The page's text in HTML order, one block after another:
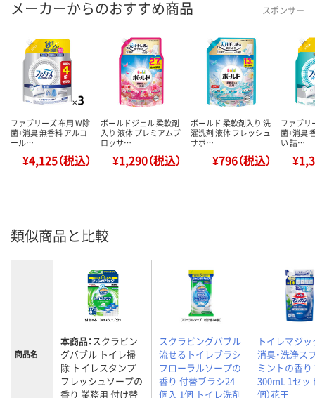
メーカーからのおすすめ商品 スポンサー
ファブリーズ 布用 W除
菌+消臭 無香料 アルコ
ール…
¥4,125（税込）
ボールドジェル 柔軟剤
入り 液体 プレミアムブ
ロッサ…
¥1,290（税込）
ボールド 柔軟剤入り 洗
濯洗剤 液体 フレッシュ
サボ…
¥796（税込）
ファブリ
菌+消臭
い 詰…
類似商品と比較
商品名
本商品：スクラビン
グバブル トイレ掃
除 トイレスタンプ
フレッシュソープの
香り 業務用 付け替
スクラビングバブル
流せるトイレブラシ
フローラルソープの
香り 付替ブラシ24
個入 1個 トイレ洗剤
トイレマジ
消臭・洗浄ス
ミントの香り
300mL 1セッ
個）花王